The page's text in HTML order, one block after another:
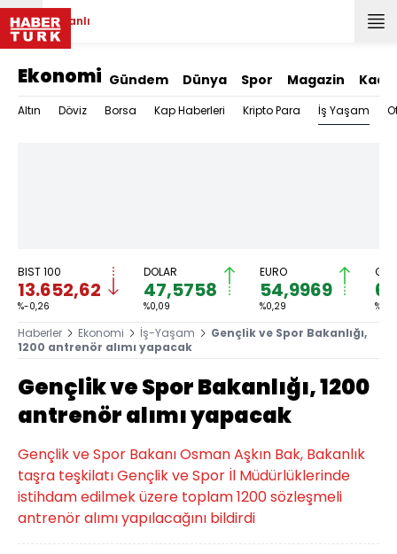
Canlı
Ekonomi Gündem Dünya Spor Magazin
Altın Döviz Borsa Kap Haberleri Kripto Para İş Yaşam
BIST 100
13.652,62
%-0,26
DOLAR
47,5758
%0,09
EURO
54,9969
%0,29
Haberler Ekonomi İş-Yaşam
Gençlik ve Spor Bakanlığı,
1200 antrenör alımı yapacak
Gençlik ve Spor Bakanlığı, 1200
antrenör alımı yapacak
Gençlik ve Spor Bakanı Osman Aşkın Bak, Bakanlık
taşra teşkilatı Gençlik ve Spor İl Müdürlüklerinde
istihdam edilmek üzere toplam 1200 sözleşmeli
antrenör alımı yapılacağını bildirdi